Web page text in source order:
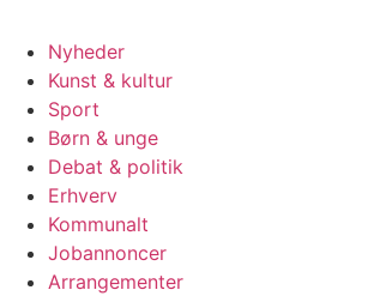
Nyheder
Kunst & kultur
Sport
Børn & unge
Debat & politik
Erhverv
Kommunalt
Jobannoncer
Arrangementer